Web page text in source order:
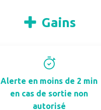
Gains
Alerte en moins de 2 min
en cas de sortie non
autorisé